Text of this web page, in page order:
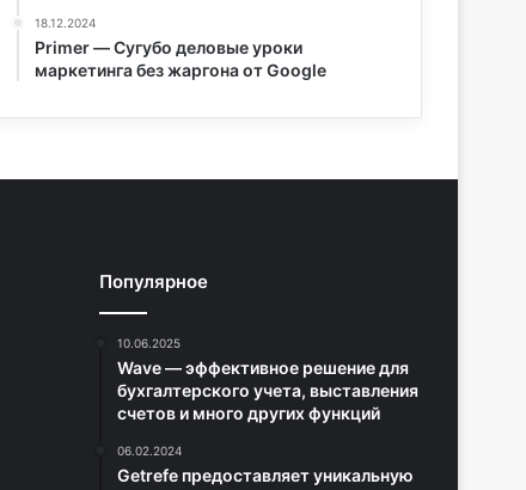
18.12.2024
Primer — Сугубо деловые уроки
маркетинга без жаргона от Google
Популярное
10.06.2025
Wave — эффективное решение для
бухгалтерского учета, выставления
счетов и много других функций
06.02.2024
Getrefe предоставляет уникальную